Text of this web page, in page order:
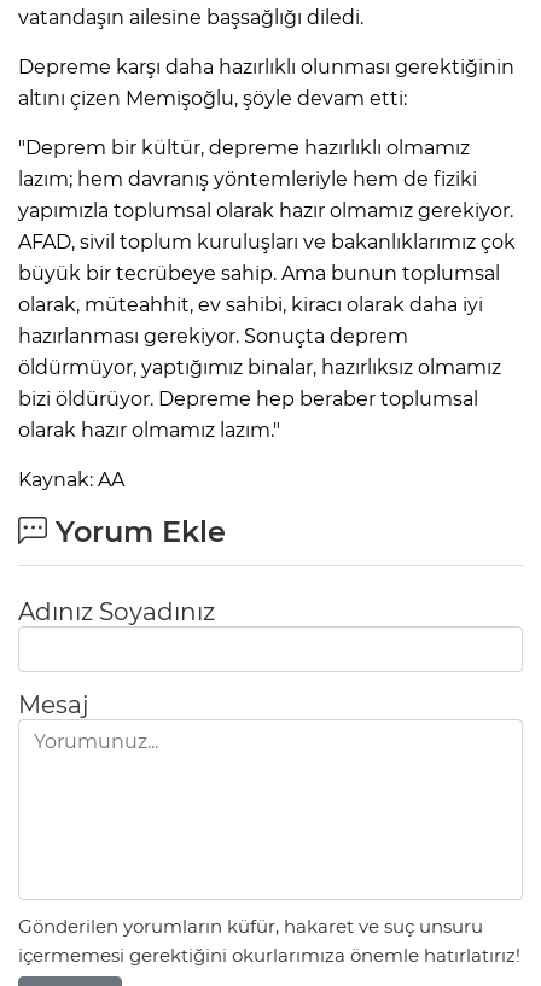
vatandaşın ailesine başsağlığı diledi.
Depreme karşı daha hazırlıklı olunması gerektiğinin
altını çizen Memişoğlu, şöyle devam etti:
"Deprem bir kültür, depreme hazırlıklı olmamız
lazım; hem davranış yöntemleriyle hem de fiziki
yapımızla toplumsal olarak hazır olmamız gerekiyor.
AFAD, sivil toplum kuruluşları ve bakanlıklarımız çok
büyük bir tecrübeye sahip. Ama bunun toplumsal
olarak, müteahhit, ev sahibi, kiracı olarak daha iyi
hazırlanması gerekiyor. Sonuçta deprem
öldürmüyor, yaptığımız binalar, hazırlıksız olmamız
bizi öldürüyor. Depreme hep beraber toplumsal
olarak hazır olmamız lazım."
Kaynak: AA
Yorum Ekle
Adınız Soyadınız
Mesaj
Gönderilen yorumların küfür, hakaret ve suç unsuru
içermemesi gerektiğini okurlarımıza önemle hatırlatırız!